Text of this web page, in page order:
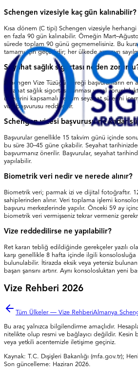
Schengen vizesiyle kaç gün kalınabilir?
Kısa dönem (C tipi) Schengen vizesiyle
en fazla 90 gün kalınabilir. Örneğin
sürede toplam 90 günü geçmemelisiniz. Bu
tamamı için geçerlidir; her ülkede ayrı ayrı
Seyahat sağlık sigortası neden
Schengen Vize Tüzüğü gereği başvuranların en
seyahat sağlık sigortası sunması yasal
ülkelerini kapsamalı ve tüm seyahat süresini
vize başvurusu reddedilir.
Schengen vizesi başvurusu ne kadar
Başvurular genellikle 15 takvim günü içinde
bu süre 30–45 güne çıkabilir. Seyahat
başvurmanız önerilir. Başvurular, seyahat
yapılabilir.
Biometrik veri nedir ve nerede alınır?
Biometrik veri; parmak izi ve dijital fotoğraftır.
sahiplerinden alınır. Veri toplama işlemi
başvuru merkezlerinde yapılır. Önceki 59 ay
biometrik veri vermişseniz tekrar vermeniz
Vize reddedilirse ne yapılabilir?
Ret kararı tebliğ edildiğinde gerekçeler yazılı
karşı genellikle 8 hafta içinde ilgili konsolosluğa
bulunulabilir. İtirazda eksik veya yetersiz
başarı şansını artırır. Aynı konsolosluktan yeni
Vize Rehberi 2026
Tüm Ülkeler — Vize RehberiAlmanya
Bu araç yalnızca bilgilendirme amaçlıdır.
nitelikte olup resmi ve bağlayıcı değildir. Kesin
veya yetkili acentemizle iletişime geçiniz.
Kaynak: T.C. Dışişleri Bakanlığı (mfa.gov.tr);
Son güncelleme: Haziran 2026.